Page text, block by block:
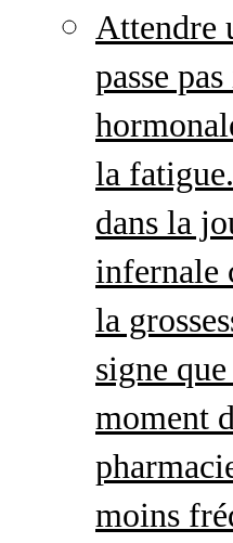
Attendre
passe
la
dans la
infernale
la
signe
moment
moins